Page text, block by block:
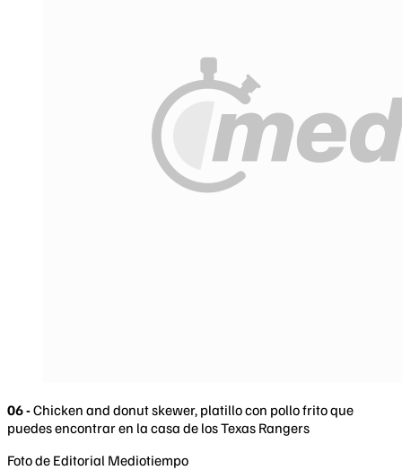
06 -Chicken and donut skewer, platillo con pollo frito que
puedes encontrar en la casa de los Texas Rangers
Foto de Editorial Mediotiempo